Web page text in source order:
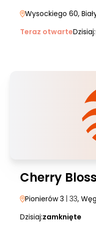
Wysockiego 60,
Teraz otwarteDzisiaj:
Cherry
Pionierów 3 | 33,
Dzisiaj:zamknięte